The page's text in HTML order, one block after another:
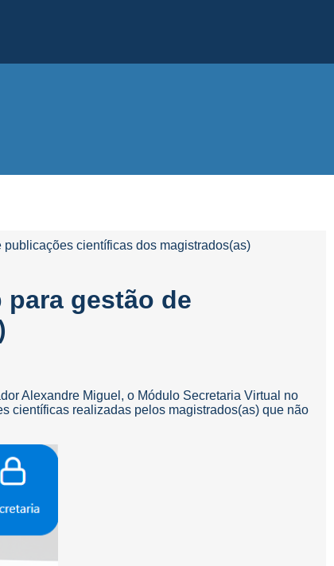
científicas dos magistrados(as)
gestão de
Alexandre Miguel, o Módulo Secretaria Virtual no
científicas realizadas pelos magistrados(as) que não